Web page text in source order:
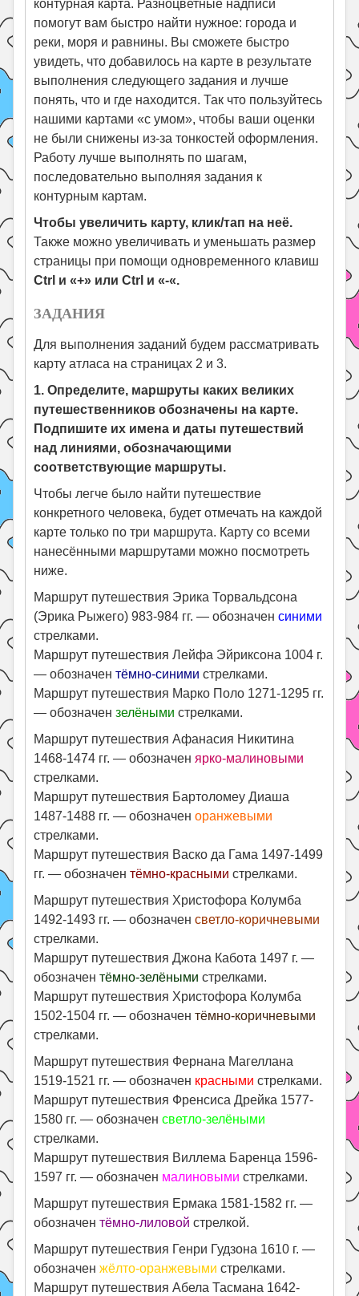
контурная карта. Разноцветные надписи
помогут вам быстро найти нужное: города и
реки, моря и равнины. Вы сможете быстро
увидеть, что добавилось на карте в результате
выполнения следующего задания и лучше
понять, что и где находится. Так что пользуйтесь
нашими картами «с умом», чтобы ваши оценки
не были снижены из-за тонкостей оформления.
Работу лучше выполнять по шагам,
последовательно выполняя задания к
контурным картам.
Чтобы увеличить карту, клик/тап на неё.
Также можно увеличивать и уменьшать размер
страницы при помощи одновременного клавиш
Ctrl и «+» или Ctrl и «-«.
ЗАДАНИЯ
Для выполнения заданий будем рассматривать
карту атласа на страницах 2 и 3.
1. Определите, маршруты каких великих
путешественников обозначены на карте.
Подпишите их имена и даты путешествий
над линиями, обозначающими
соответствующие маршруты.
Чтобы легче было найти путешествие
конкретного человека, будет отмечать на каждой
карте только по три маршрута. Карту со всеми
нанесёнными маршрутами можно посмотреть
ниже.
Маршрут путешествия Эрика Торвальдсона
(Эрика Рыжего) 983-984 гг. — обозначенсиними
стрелками.
Маршрут путешествия Лейфа Эйриксона 1004 г.
— обозначентёмно-синими стрелками.
Маршрут путешествия Марко Поло 1271-1295 гг.
— обозначензелёными стрелками.
Маршрут путешествия Афанасия Никитина
1468-1474 гг. — обозначен ярко-малиновыми
стрелками.
Маршрут путешествия Бартоломеу Диаша
1487-1488 гг. — обозначеноранжевыми
стрелками.
Маршрут путешествия Васко да Гама 1497-1499
гг. — обозначентёмно-красными стрелками.
Маршрут путешествия Христофора Колумба
1492-1493 гг. — обозначенсветло-коричневыми
стрелками.
Маршрут путешествия Джона Кабота 1497 г. —
обозначентёмно-зелёными стрелками.
Маршрут путешествия Христофора Колумба
1502-1504 гг. — обозначентёмно-коричневыми
стрелками.
Маршрут путешествия Фернана Магеллана
1519-1521 гг. — обозначен красными стрелками.
Маршрут путешествия Френсиса Дрейка 1577-
1580 гг. — обозначенсветло-зелёными
стрелками.
Маршрут путешествия Виллема Баренца 1596-
1597 гг. — обозначен малиновыми стрелками.
Маршрут путешествия Ермака 1581-1582 гг. —
обозначентёмно-лиловой стрелкой.
Маршрут путешествия Генри Гудзона 1610 г. —
обозначенжёлто-оранжевыми стрелками.
Маршрут путешествия Абела Тасмана 1642-